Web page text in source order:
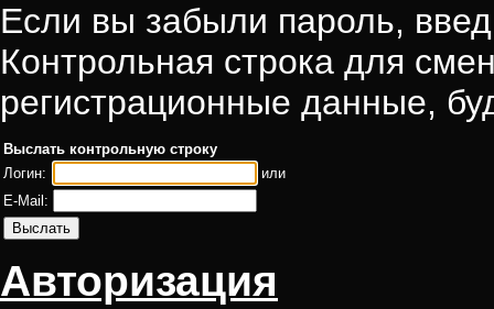
Если вы забыли пароль,
Контрольная строка для
регистрационные данные,
Выслать контрольную строку
Логин:
или
E-Mail:
Авторизация